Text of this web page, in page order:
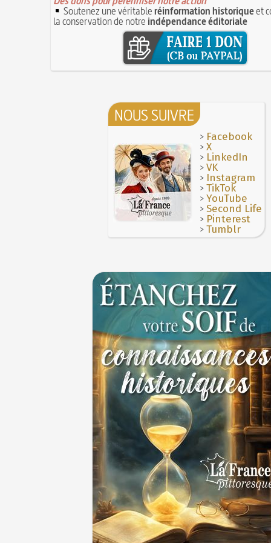
Le masque de l'ingérence ou le peuple
1ER JUILLET
Soutenez une véritableréinformation historiqueet
la conservation de notre indépendance éditoriale
NOUS SUIVRE
> Facebook
>X
> LinkedIn
>VK
> Instagram
>TikTok
>YouTube
>Second Life
> Pinterest
>Tumblr